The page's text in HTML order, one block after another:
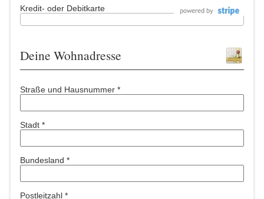
Kredit- oder Debitkarte
Deine Wohnadresse
Straße und Hausnummer *
Stadt *
Bundesland *
Postleitzahl *